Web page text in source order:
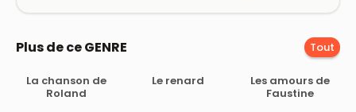
Plus de ce GENRE Tout
La chanson de
Roland
Le renard
Les amours de
Faustine